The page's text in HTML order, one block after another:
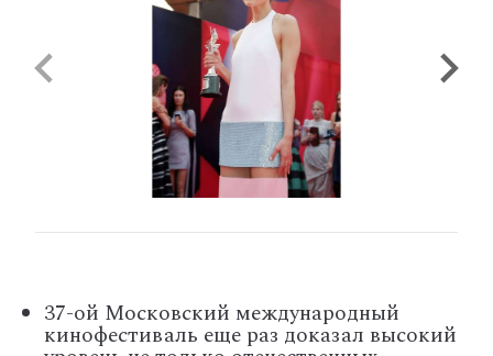
37-ой Московский международный
кинофестиваль еще раз доказал высокий